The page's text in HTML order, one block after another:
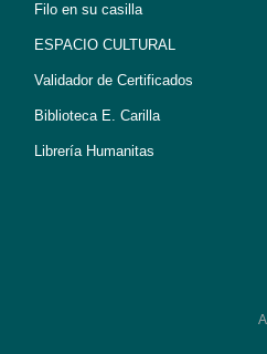
Filo en su casilla
ESPACIO CULTURAL
Validador de Certificados
Biblioteca E. Carilla
Librería Humanitas
A